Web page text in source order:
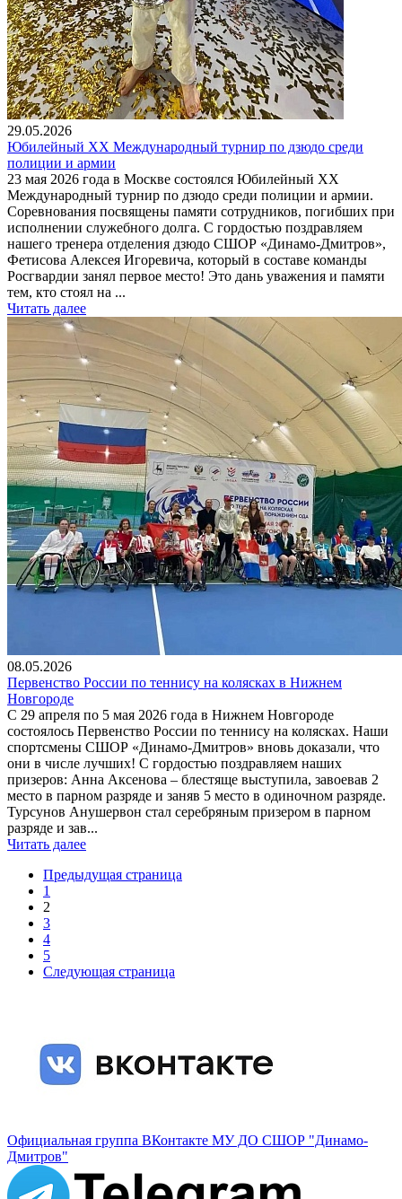
29.05.2026
Юбилейный XX Международный турнир по дзюдо среди
полиции и армии
23 мая 2026 года в Москве состоялся Юбилейный XX
Международный турнир по дзюдо среди полиции и армии.
Соревнования посвящены памяти сотрудников, погибших при
исполнении служебного долга. С гордостью поздравляем
нашего тренера отделения дзюдо СШОР «Динамо-Дмитров»,
Фетисова Алексея Игоревича, который в составе команды
Росгвардии занял первое место! Это дань уважения и памяти
тем, кто стоял на ...
Читать далее
08.05.2026
Первенство России по теннису на колясках в Нижнем
Новгороде
С 29 апреля по 5 мая 2026 года в Нижнем Новгороде
состоялось Первенство России по теннису на колясках. Наши
спортсмены СШОР «Динамо-Дмитров» вновь доказали, что
они в числе лучших! С гордостью поздравляем наших
призеров: Анна Аксенова – блестяще выступила, завоевав 2
место в парном разряде и заняв 5 место в одиночном разряде.
Турсунов Анушервон стал серебряным призером в парном
разряде и зав...
Читать далее
Предыдущая страница
1
2
3
4
5
Следующая страница
Официальная группа ВКонтакте МУ ДО СШОР "Динамо-
Дмитров"